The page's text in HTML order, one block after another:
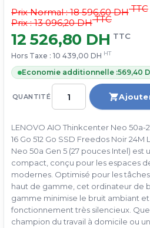
QUANTITÉ
Prix Normal :18 596,60 DHTTC
Prix : 13 096,20 DHTTC
12 526,80 DH TTC
Hors Taxe : 10 439,00 DH HT
Economie additionnelle :569,40
LENOVO AIO Thinkcenter Neo 50a-
16 Go 512 Go SSD Freedos Noir
Neo 50a Gen 5 (27 pouces Intel) est
compact, conçu pour les espaces
modernes. Optimisé pour les
haut de gamme, cet ordinateur de
gamme minimise le bruit ambiant
fonctionnement très silencieux. Que
champion du travail à domicile ou